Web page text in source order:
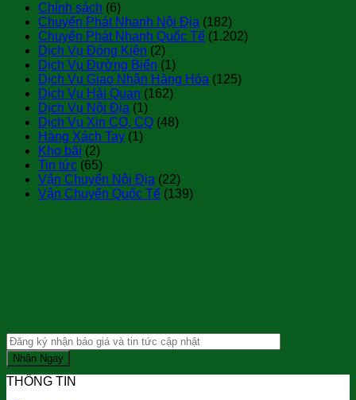
Chính sách (6)
Chuyển Phát Nhanh Nội Địa (182)
Chuyển Phát Nhanh Quốc Tế (1.202)
Dịch Vụ Đóng Kiện (2)
Dịch Vụ Đường Biển (1)
Dịch Vụ Giao Nhận Hàng Hóa (125)
Dịch Vụ Hải Quan (162)
Dịch Vụ Nội Địa (1)
Dịch Vụ Xin CO, CQ (48)
Hàng Xách Tay (1)
Kho bãi (2)
Tin tức (65)
Vận Chuyển Nội Địa (22)
Vận Chuyển Quốc Tế (139)
THÔNG TIN